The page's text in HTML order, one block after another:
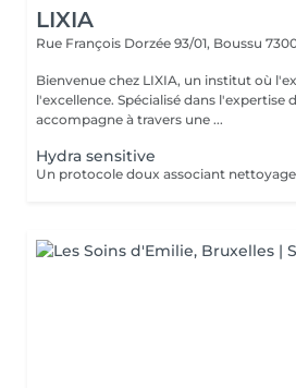
LIXIA
Rue François Dorzée 93/01, Boussu
Bienvenue chez LIXIA, un institut où
l'excellence. Spécialisé dans l'expertise de la peau, LIXIA vous
accompagne à travers une ...
Hydra sensitive